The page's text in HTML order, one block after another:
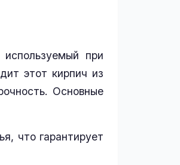
при
этот кирпич из
Основные
что гарантирует